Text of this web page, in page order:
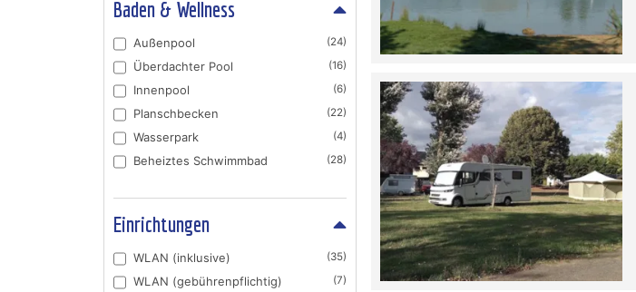
Baden & Wellness
Außenpool (24)
Überdachter Pool (16)
Innenpool (6)
Planschbecken (22)
Wasserpark (4)
Beheiztes Schwimmbad (28)
Einrichtungen
WLAN (inklusive) (35)
WLAN (gebührenpflichtig) (7)